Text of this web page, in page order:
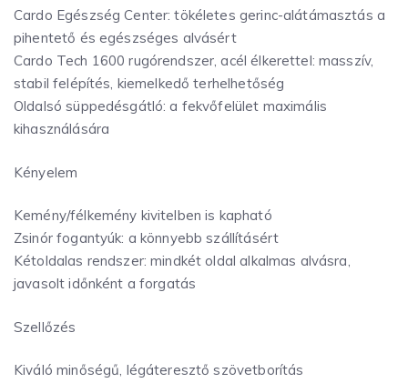
Cardo Egészség Center: tökéletes gerinc-alátámasztás a
pihentető és egészséges alvásért
Cardo Tech 1600 rugórendszer, acél élkerettel: masszív,
stabil felépítés, kiemelkedő terhelhetőség
Oldalsó süppedésgátló: a fekvőfelület maximális
kihasználására
Kényelem
Kemény/félkemény kivitelben is kapható
Zsinór fogantyúk: a könnyebb szállításért
Kétoldalas rendszer: mindkét oldal alkalmas alvásra,
javasolt időnként a forgatás
Szellőzés
Kiváló minőségű, légáteresztő szövetborítás